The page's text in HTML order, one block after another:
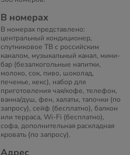
В номерах
В номерах представлено:
центральный кондиционер,
спутниковое ТВ с российским
каналом, музыкальный канал, мини-
бар (безалкогольные напитки,
молоко, сок, пиво, шоколад,
печенье, кекс), набор для
приготовления чая/кофе, телефон,
ванна/душ, фен, халаты, тапочки (по
запросу), сейф (бесплатно), балкон
или терраса, Wi-Fi (бесплатно),
софа, дополнительная раскладная
кровать (по запросу).